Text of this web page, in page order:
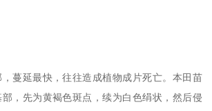
蔓延最快，往往造成植物成片死亡。本田苗
，先为黄褐色斑点，续为白色绢状，然后侵